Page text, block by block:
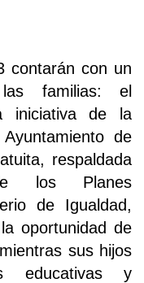
contarán con un
familias: el
iniciativa de la
de
respaldada
los Planes
de Igualdad,
oportunidad de
sus hijos
educativas y